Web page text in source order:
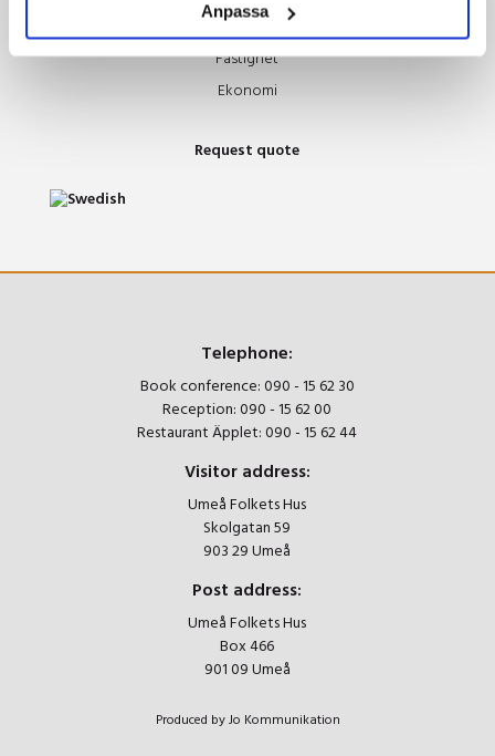
Anpassa
Teknik
Fastighet
Ekonomi
Request quote
Telephone:
Book conference:090 - 15 62 30
Reception:090 - 15 62 00
Restaurant Äpplet:090 - 15 62 44
Visitor address:
Umeå Folkets Hus
Skolgatan 59
903 29 Umeå
Post address:
Umeå Folkets Hus
Box 466
901 09 Umeå
Produced by Jo Kommunikation